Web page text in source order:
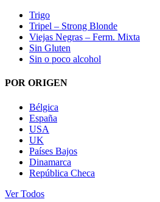
Trigo
Tripel – Strong Blonde
Viejas Negras – Ferm. Mixta
Sin Gluten
Sin o poco alcohol
POR ORIGEN
Bélgica
España
USA
UK
Países Bajos
Dinamarca
República Checa
Ver Todos